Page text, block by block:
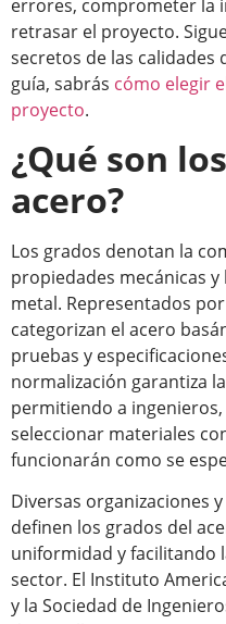
errores, comprometer la
retrasar el proyecto.
secretos de las calidades
guía, sabrás cómo elegir
proyecto.
¿Qué son
acero?
Los grados denotan la
propiedades mecánicas
metal. Representados
categorizan el acero
pruebas y
normalización garantiza
permitiendo a
seleccionar materiales
funcionarán como se
Diversas organizaciones
definen los grados del
uniformidad y facilitando
sector. El Instituto
y la Sociedad de